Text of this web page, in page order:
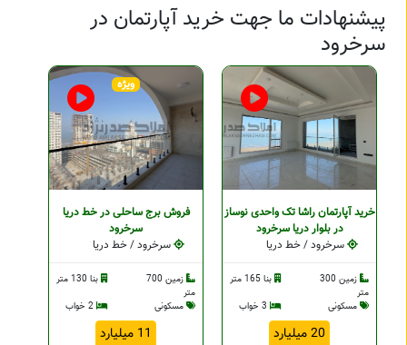
پیشنهادات ما جهت خرید آپارتمان در
سرخرود
خرید آپارتمان راشا تک واحدی نوساز
در بلوار دریا سرخرود
سرخرود / خط دریا
زمین 300
متر
بنا 165 متر
مسکونی
20 میلیارد
ویژه
فروش برج ساحلی در خط دریا
سرخرود
سرخرود / خط دریا
زمین 700
متر
بنا 130 متر
مسکونی
2 خواب
11 میلیارد